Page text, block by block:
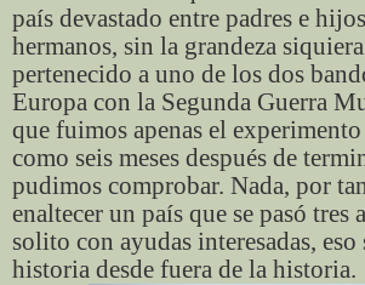
país devastado entre padres e
hermanos, sin la grandeza
pertenecido a uno de los dos
Europa con la Segunda Guerra
que fuimos apenas el
como seis meses después de
pudimos comprobar. Nada, por
enaltecer un país que se pasó tres
solito con ayudas interesadas,
historia desde fuera de la historia.